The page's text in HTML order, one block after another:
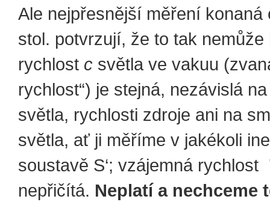
Ale nejpřesnější měření konaná
stol. potvrzují, že to tak nemůže
rychlost c světla ve vakuu
rychlost“) je stejná, nezávislá
světla, rychlosti zdroje ani na
světla, ať ji měříme v jakékoli
soustavě S‘; vzájemná rychlost
nepřičítá. Neplatí a nechceme